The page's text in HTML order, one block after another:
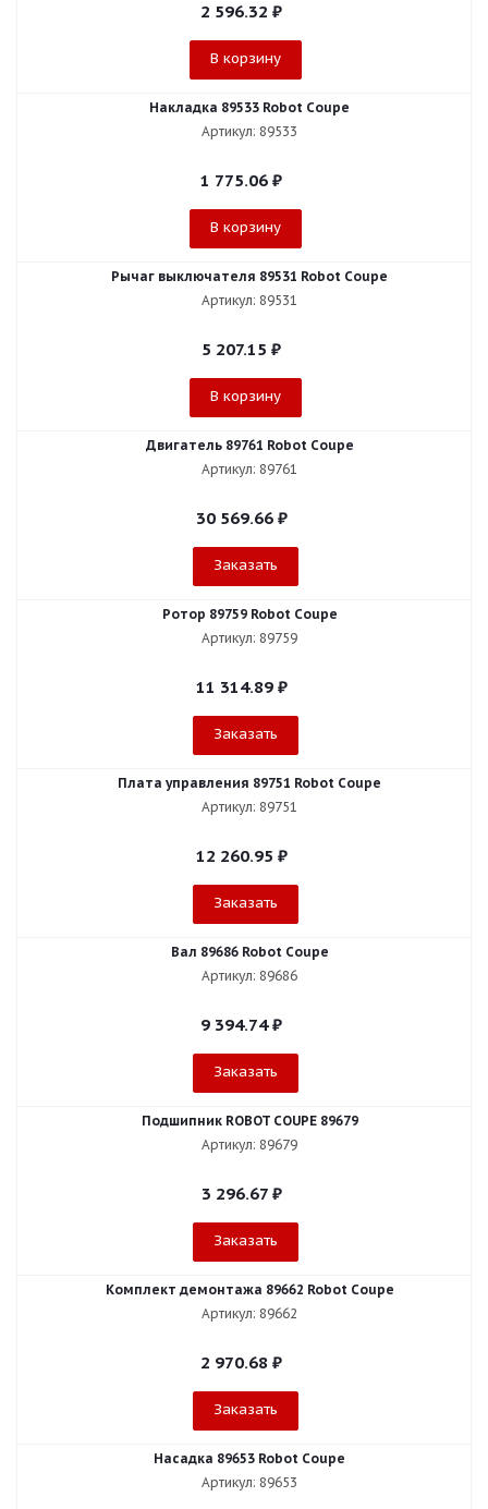
2 596.32 ₽
В корзину
Накладка 89533 Robot Coupe
Артикул: 89533
1 775.06 ₽
В корзину
Рычаг выключателя 89531 Robot Coupe
Артикул: 89531
5 207.15 ₽
В корзину
Двигатель 89761 Robot Coupe
Артикул: 89761
30 569.66₽
Заказать
Ротор 89759 Robot Coupe
Артикул: 89759
11 314.89₽
Заказать
Плата управления 89751 Robot Coupe
Артикул: 89751
12 260.95 ₽
Заказать
Вал 89686 Robot Coupe
Артикул: 89686
9 394.74₽
Заказать
Подшипник ROBOT COUPE 89679
Артикул: 89679
3 296.67₽
Заказать
Комплект демонтажа 89662 Robot Coupe
Артикул: 89662
2 970.68 ₽
Заказать
Насадка 89653 Robot Coupe
Артикул: 89653